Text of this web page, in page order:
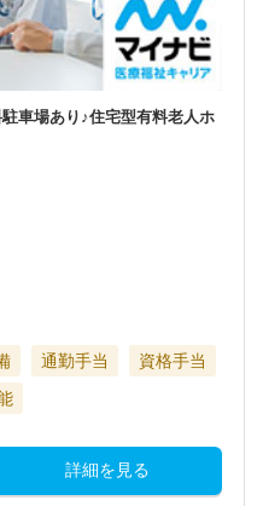
車場あり♪住宅型有料老人ホ
通勤手当
資格手当
詳細を見る